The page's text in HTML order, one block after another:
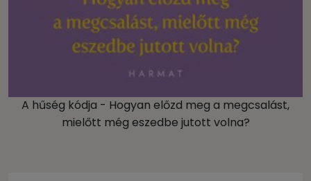
A hűség kódja - Hogyan előzd meg a megcsalást,
mielőtt még eszedbe jutott volna?